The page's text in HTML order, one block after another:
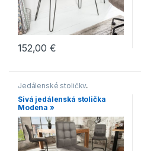
152,00€
Jedálenské stoličky,
Jedálenské stoličky s
čalúneným sedákom
Jedálenské stoličky s
lyžinovým podstavcom,
Jedálenské stoličky v
modernom štýle
Sivá jedálenská stolička
Modena »